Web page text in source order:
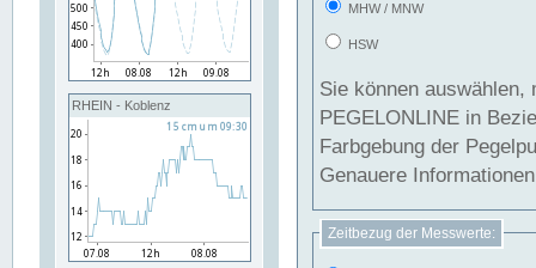
RHEIN - Koblenz
MHW / MNW
HSW
Sie können
PEGELONLINE in Beziehung
Farbgebung der
Genauere
Zeitbezug der Messwerte: